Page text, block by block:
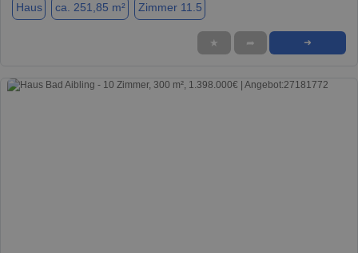
Haus ca. 251,85 m² Zimmer 11.5
★ ➦ ➜